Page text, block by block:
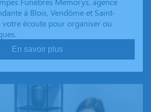
à Blois, Vendôme et Saint-
votre écoute pour organiser ou
En savoir plus